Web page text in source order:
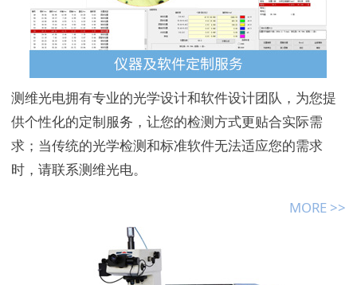
测维光电拥有专业的光学设计和软件设计团队，为您提
供个性化的定制服务，让您的检测方式更贴合实际需
求；当传统的光学检测和标准软件无法适应您的需求
时，请联系测维光电。
MORE >>